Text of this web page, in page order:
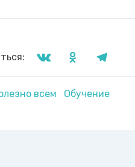
всем Обучение